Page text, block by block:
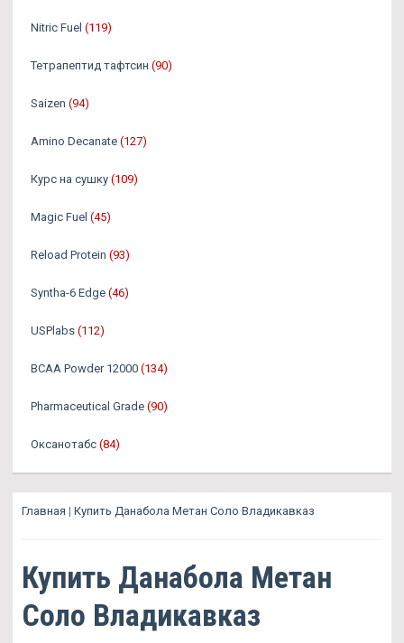
Nitric Fuel (119)
Тетрапептид тафтсин (90)
Saizen (94)
Amino Decanate (127)
Курс на сушку (109)
Magic Fuel (45)
Reload Protein (93)
Syntha-6 Edge (46)
USPlabs (112)
BCAA Powder 12000 (134)
Pharmaceutical Grade (90)
Оксанотабс (84)
Главная | Купить Данабола Метан Соло Владикавказ
Купить Данабола Метан
Соло Владикавказ